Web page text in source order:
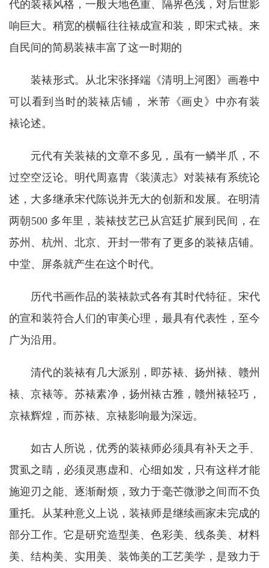
代的装裱风格，一般天地色重、隔界色浅，对后世影
响巨大。稍宽的横幅往往裱成宣和装，即宋式裱。来
自民间的简易装裱丰富了这一时期的
装裱形式。从北宋张择端《清明上河图》画卷中
可以看到当时的装裱店铺， 米芾《画史》中亦有装
裱论述。
元代有关装裱的文章不多见，虽有一鳞半爪，不
过空空泛论。明代周嘉胄《装潢志》对装裱有系统论
述，大多继承宋代陈说并无大的创新和发展。在明清
两朝500 多年里，装裱技艺已从宫廷扩展到民间，在
苏州、杭州、北京、开封一带有了更多的装裱店铺。
中堂、屏条就产生在这个时代。
历代书画作品的装裱款式各有其时代特征。宋代
的宣和装符合人们的审美心理，最具有代表性，至今
广为沿用。
清代的装裱有几大派别，即苏裱、扬州裱、赣州
裱、京裱等。苏裱素净，扬州裱古雅，赣州裱轻巧，
京裱辉煌，而苏裱、京裱影响最为深远。
如古人所说，优秀的装裱师必须具有补天之手、
贯虱之睛，必须灵惠虚和、心细如发，只有这样才能
施迎刃之能、逐渐耐烦，致力于毫芒微渺之间而不负
重托。从某种意义上说，装裱师是继续画家未完成的
部分工作。它是研究造型美、色彩美、线条美、材料
美、结构美、实用美、装饰美的工艺美学，是致力于